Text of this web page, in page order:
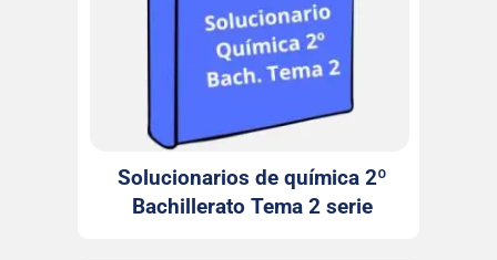
Solucionarios de química 2º
Bachillerato Tema 2 serie